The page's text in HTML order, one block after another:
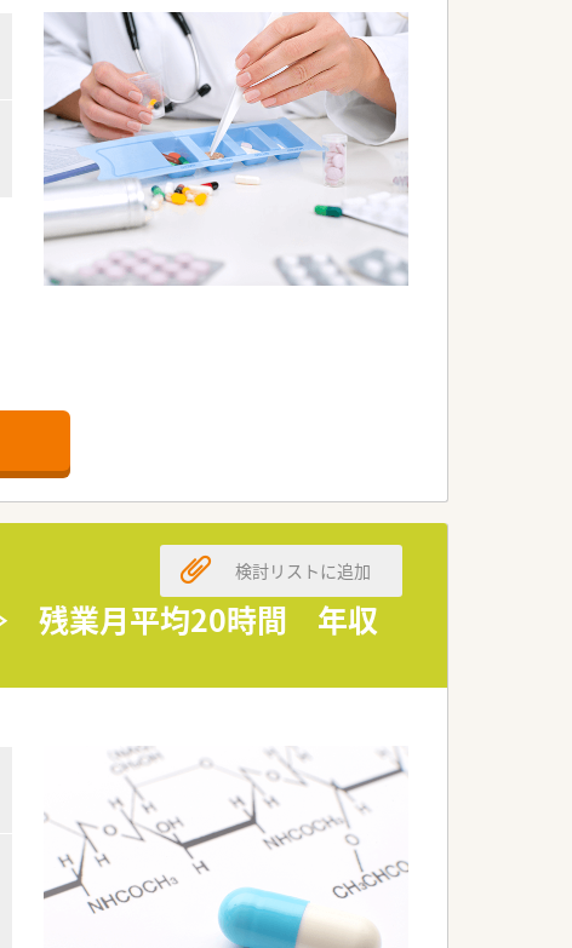
もあり業務の幅はとても広いです
≫ 残業月平均20時間 年収
検討リストに追加